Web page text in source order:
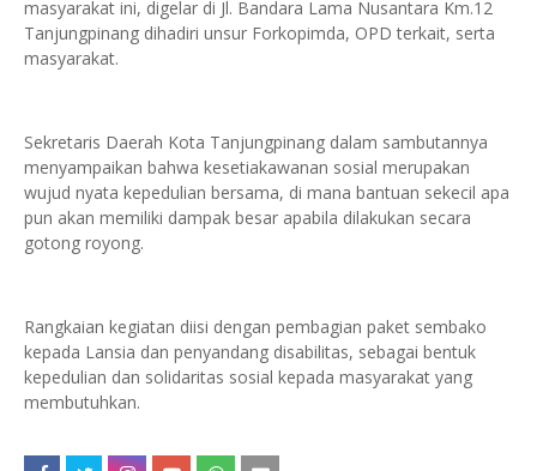
masyarakat ini, digelar di Jl. Bandara Lama Nusantara Km.12
Tanjungpinang dihadiri unsur Forkopimda, OPD terkait, serta
masyarakat.
Sekretaris Daerah Kota Tanjungpinang dalam sambutannya
menyampaikan bahwa kesetiakawanan sosial merupakan
wujud nyata kepedulian bersama, di mana bantuan sekecil apa
pun akan memiliki dampak besar apabila dilakukan secara
gotong royong.
Rangkaian kegiatan diisi dengan pembagian paket sembako
kepada Lansia dan penyandang disabilitas, sebagai bentuk
kepedulian dan solidaritas sosial kepada masyarakat yang
membutuhkan.